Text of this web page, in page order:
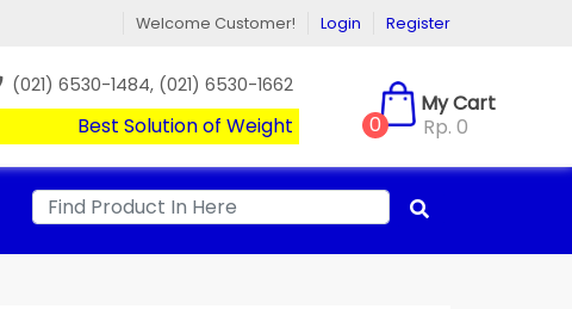
Welcome Customer! Login Register
Best Solution of Weight | Timbangan Digital
(021) 6530-1484, (021) 6530-1662
0
My Cart
Rp. 0